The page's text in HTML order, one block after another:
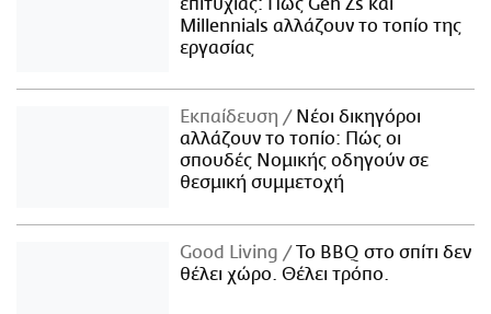
Millennials αλλάζουν το τοπίο της
εργασίας
Εκπαίδευση
Νέοι δικηγόροι
αλλάζουν το τοπίο: Πώς οι
σπουδές Νομικής οδηγούν σε
θεσμική συμμετοχή
Good Living
Το BBQ στο σπίτι δεν
θέλει χώρο. Θέλει τρόπο.